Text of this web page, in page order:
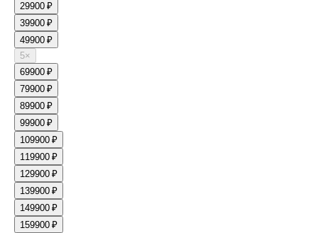
29900 ₽
39900 ₽
49900 ₽
5×
69900 ₽
79900 ₽
89900 ₽
99900 ₽
109900 ₽
119900 ₽
129900 ₽
139900 ₽
149900 ₽
159900 ₽